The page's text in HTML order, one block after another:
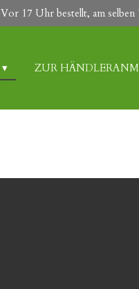
Vor 17 Uhr bestellt, am
ZUR